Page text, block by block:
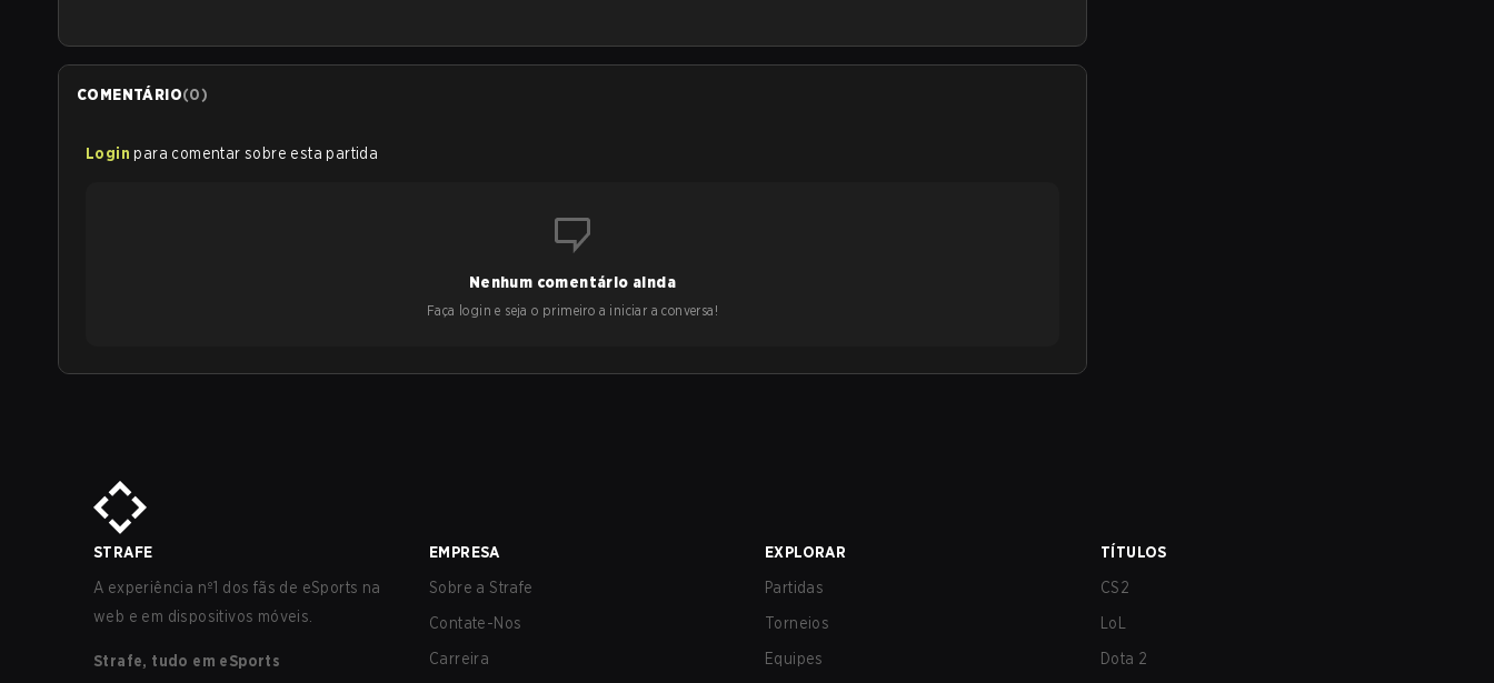
COMENTÁRIO(0)
Login para comentar sobre esta partida
Nenhum comentário ainda
Faça login e seja o primeiro a iniciar a conversa!
STRAFE
A experiência nº1 dos fãs de eSports na
web e em dispositivos móveis.
Strafe, tudo em eSports
EMPRESA
Sobre a Strafe
Contate-Nos
Carreira
EXPLORAR
Partidas
Torneios
Equipes
TÍTULOS
CS2
LoL
Dota 2